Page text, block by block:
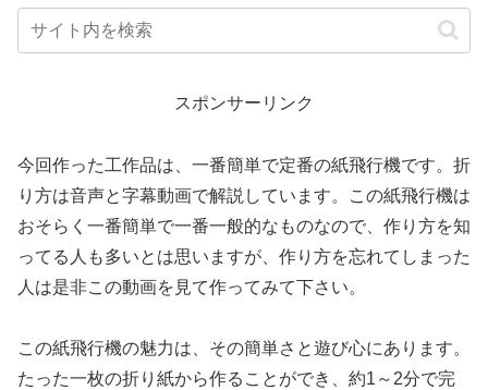
スポンサーリンク
今回作った工作品は、一番簡単で定番の紙飛行機です。折
り方は音声と字幕動画で解説しています。この紙飛行機は
おそらく一番簡単で一番一般的なものなので、作り方を知
ってる人も多いとは思いますが、作り方を忘れてしまった
人は是非この動画を見て作ってみて下さい。
この紙飛行機の魅力は、その簡単さと遊び心にあります。
たった一枚の折り紙から作ることができ、約1～2分で完